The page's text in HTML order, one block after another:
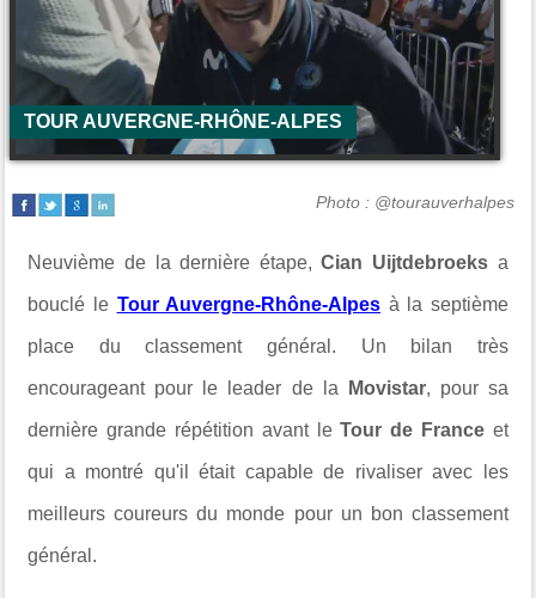
TOUR AUVERGNE-RHÔNE-ALPES
Photo : @tourauverhalpes
Neuvième de la dernière étape,Cian Uijtdebroeksa
bouclé le Tour Auvergne-Rhône-Alpes à la septième
place du classement général. Un bilan très
encourageant pour le leader de la Movistar, pour sa
dernière grande répétition avant leTour de Franceet
qui a montré qu'il était capable de rivaliser avec les
meilleurs coureurs du monde pour un bon classement
général.